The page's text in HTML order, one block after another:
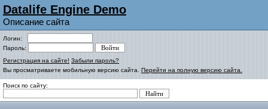
Datalife Engine Demo
Описание сайта
Логин:
Пароль:
Регистрация на сайте! Забыли пароль?
Вы просматриваете мобильную версию сайта. Перейти на полную версию сайта.
Поиск по сайту: